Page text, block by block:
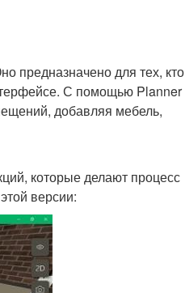
предназначено для тех, кто
С помощью Planner
добавляя мебель,
которые делают процесс
версии: